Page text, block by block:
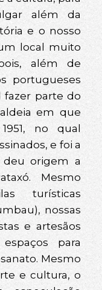
além da
e o nosso
local muito
além de
portugueses
fazer parte do
em que
no qual
e foi a
deu origem a
Mesmo
turísticas
nossas
e artesãos
para
Mesmo
e cultura, o